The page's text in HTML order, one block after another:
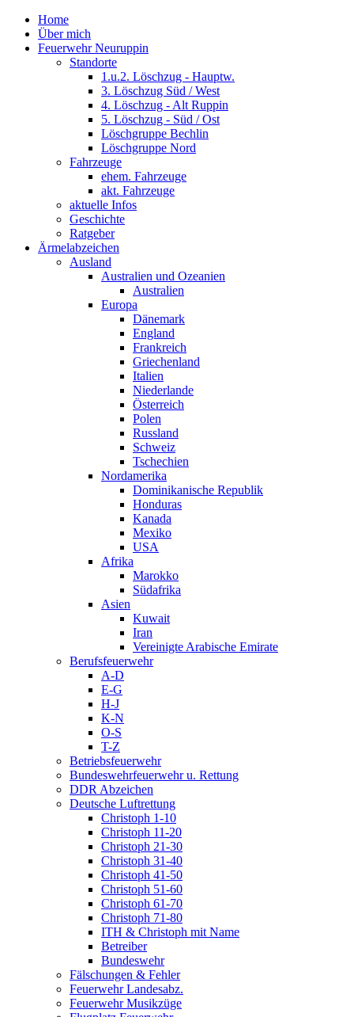
Home
Über mich
Feuerwehr Neuruppin
Standorte
1.u.2. Löschzug - Hauptw.
3. Löschzug Süd / West
4. Löschzug - Alt Ruppin
5. Löschzug - Süd / Ost
Löschgruppe Bechlin
Löschgruppe Nord
Fahrzeuge
ehem. Fahrzeuge
akt. Fahrzeuge
aktuelle Infos
Geschichte
Ratgeber
Ärmelabzeichen
Ausland
Australien und Ozeanien
Australien
Europa
Dänemark
England
Frankreich
Griechenland
Italien
Niederlande
Österreich
Polen
Russland
Schweiz
Tschechien
Nordamerika
Dominikanische Republik
Honduras
Kanada
Mexiko
USA
Afrika
Marokko
Südafrika
Asien
Kuwait
Iran
Vereinigte Arabische Emirate
Berufsfeuerwehr
A-D
E-G
H-J
K-N
O-S
T-Z
Betriebsfeuerwehr
Bundeswehrfeuerwehr u. Rettung
DDR Abzeichen
Deutsche Luftrettung
Christoph 1-10
Christoph 11-20
Christoph 21-30
Christoph 31-40
Christoph 41-50
Christoph 51-60
Christoph 61-70
Christoph 71-80
ITH & Christoph mit Name
Betreiber
Bundeswehr
Fälschungen & Fehler
Feuerwehr Landesabz.
Feuerwehr Musikzüge